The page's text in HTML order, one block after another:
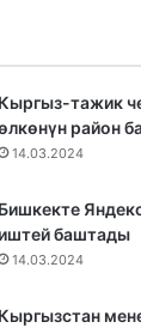
Кыргыз-тажик
район
14.03.2024
Бишкекте
иштей баштады
14.03.2024
Кыргызстан